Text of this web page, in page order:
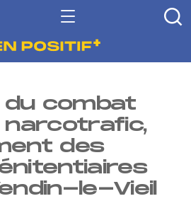
combat
des
le-Vieil